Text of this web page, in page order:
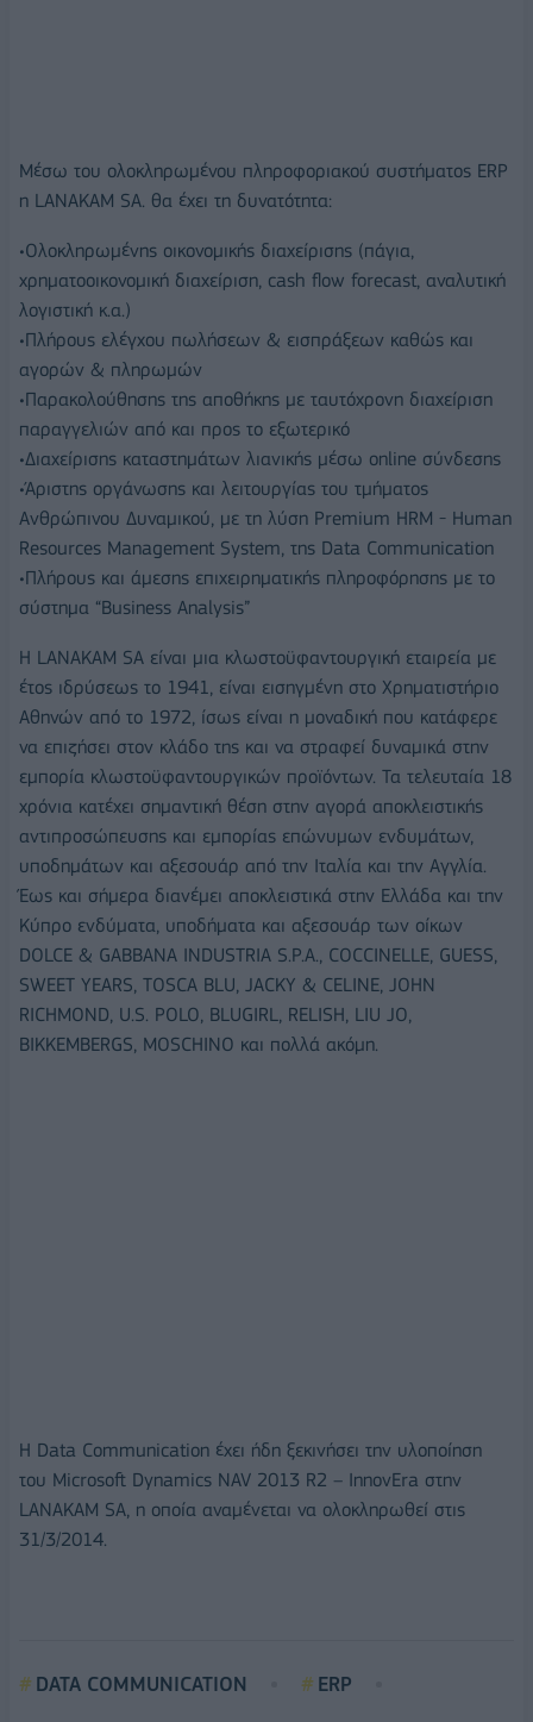
Μέσω του ολοκληρωμένου πληροφοριακού συστήματος ERP
η LANAKAM SA. θα έχει τη δυνατότητα:
•Ολοκληρωμένης οικονομικής διαχείρισης (πάγια,
χρηματοοικονομική διαχείριση, cash flow forecast, αναλυτική
λογιστική κ.α.)
•Πλήρους ελέγχου πωλήσεων & εισπράξεων καθώς και
αγορών & πληρωμών
•Παρακολούθησης της αποθήκης με ταυτόχρονη διαχείριση
παραγγελιών από και προς το εξωτερικό
•Διαχείρισης καταστημάτων λιανικής μέσω online σύνδεσης
•Άριστης οργάνωσης και λειτουργίας του τμήματος
Ανθρώπινου Δυναμικού, με τη λύση Premium HRM - Human
Resources Management System, της Data Communication
•Πλήρους και άμεσης επιχειρηματικής πληροφόρησης με το
σύστημα “Business Analysis”
Η LANAKAM SA είναι μια κλωστοϋφαντουργική εταιρεία με
έτος ιδρύσεως το 1941, είναι εισηγμένη στο Χρηματιστήριο
Αθηνών από το 1972, ίσως είναι η μοναδική που κατάφερε
να επιζήσει στον κλάδο της και να στραφεί δυναμικά στην
εμπορία κλωστοϋφαντουργικών προϊόντων. Τα τελευταία 18
χρόνια κατέχει σημαντική θέση στην αγορά αποκλειστικής
αντιπροσώπευσης και εμπορίας επώνυμων ενδυμάτων,
υποδημάτων και αξεσουάρ από την Ιταλία και την Αγγλία.
Έως και σήμερα διανέμει αποκλειστικά στην Ελλάδα και την
Κύπρο ενδύματα, υποδήματα και αξεσουάρ των οίκων
DOLCE & GABBANA INDUSTRIA S.P.A., COCCINELLE, GUESS,
SWEET YEARS, TOSCA BLU, JACKY & CELINE, JOHN
RICHMOND, U.S. POLO, BLUGIRL, RELISH, LIU JO,
BIKKEMBERGS, MOSCHINO και πολλά ακόμη.
Η Data Communication έχει ήδη ξεκινήσει την υλοποίηση
του Microsoft Dynamics NAV 2013 R2 – InnovEra στην
LANAKAM SA, η οποία αναμένεται να ολοκληρωθεί στις
31/3/2014.
DATA COMMUNICATION
ERP